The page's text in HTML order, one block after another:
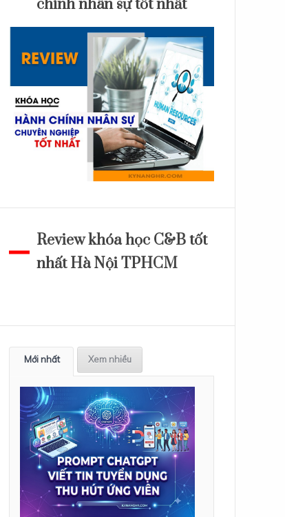
chính nhân sự tốt nhất
Review khóa học C&B tốt
nhất Hà Nội TPHCM
Mới nhất Xem nhiều